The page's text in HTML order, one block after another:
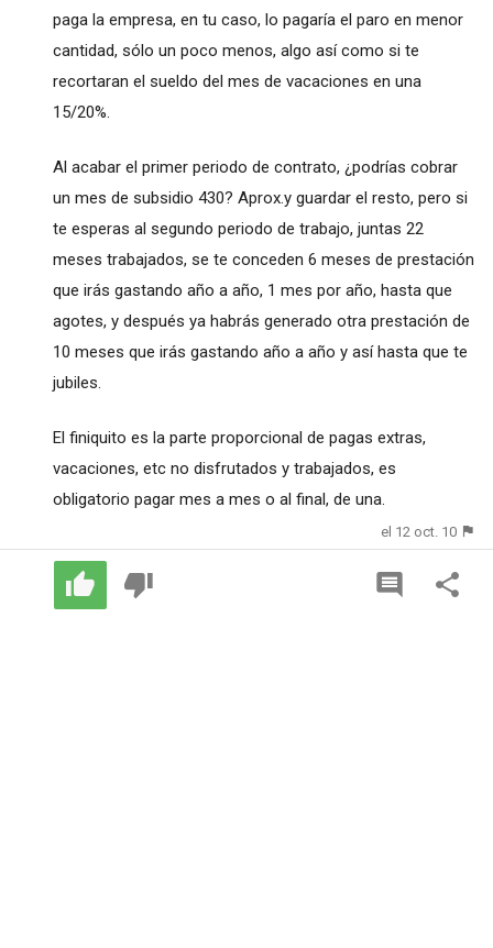
paga la empresa, en tu caso, lo pagaría el paro en menor
cantidad, sólo un poco menos, algo así como si te
recortaran el sueldo del mes de vacaciones en una
15/20%.
Al acabar el primer periodo de contrato, ¿podrías cobrar
un mes de subsidio 430? Aprox.y guardar el resto, pero si
te esperas al segundo periodo de trabajo, juntas 22
meses trabajados, se te conceden 6 meses de prestación
que irás gastando año a año, 1 mes por año, hasta que
agotes, y después ya habrás generado otra prestación de
10 meses que irás gastando año a año y así hasta que te
jubiles.
El finiquito es la parte proporcional de pagas extras,
vacaciones, etc no disfrutados y trabajados, es
obligatorio pagar mes a mes o al final, de una.
el 12 oct. 10